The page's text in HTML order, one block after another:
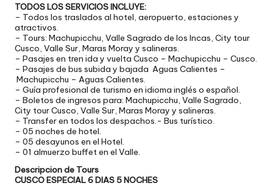
TODOS LOS SERVICIOS INCLUYE:
– Todos los traslados al hotel, aeropuerto, estaciones y
atractivos.
– Tours: Machupicchu, Valle Sagrado de los Incas, City tour
Cusco, Valle Sur, Maras Moray y salineras.
– Pasajes en tren ida y vuelta Cusco – Machupicchu – Cusco.
– Pasajes de bus subida y bajada Aguas Calientes –
Machupicchu – Aguas Calientes.
– Guía profesional de turismo en idioma inglés o español.
– Boletos de ingresos para: Machupicchu, Valle Sagrado,
City tour Cusco, Valle Sur, Maras Moray y salineras.
– Transfer en todos los despachos.- Bus turístico.
– 05 noches de hotel.
– 05 desayunos en el Hotel.
– 01 almuerzo buffet en el Valle.
Descripcion de Tours
CUSCO ESPECIAL 6 DIAS 5 NOCHES